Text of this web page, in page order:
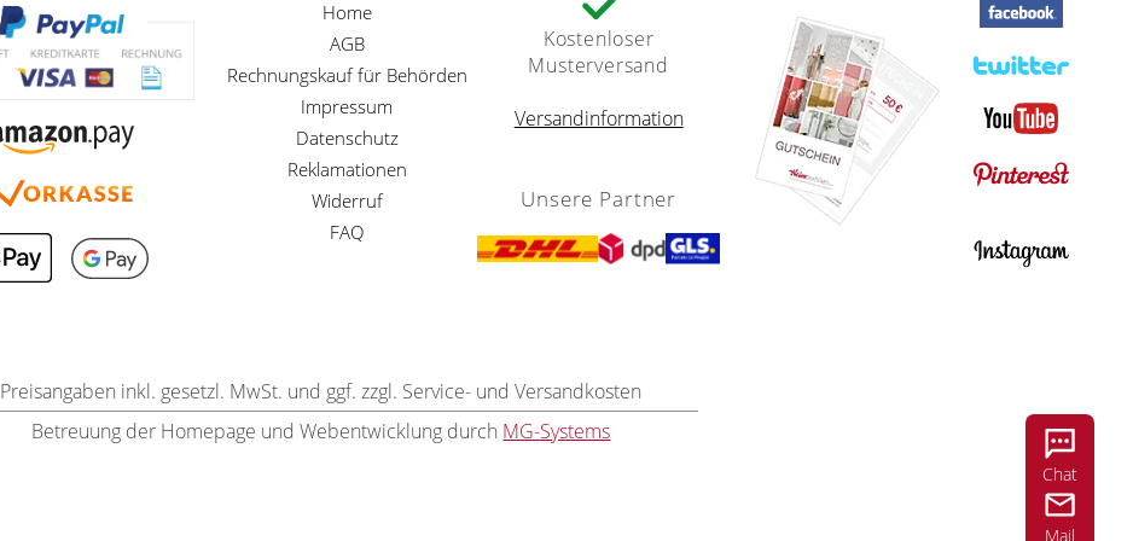
Home
AGB
Rechnungskauf für Behörden
Impressum
Datenschutz
Reklamationen
Widerruf
FAQ
Kostenloser
Musterversand
Versandinformation
Unsere Partner
Preisangaben inkl. gesetzl. MwSt. und ggf. zzgl. Service- und Versandkosten
Betreuung der Homepage und Webentwicklung durch MG-Systems
Chat
Mail